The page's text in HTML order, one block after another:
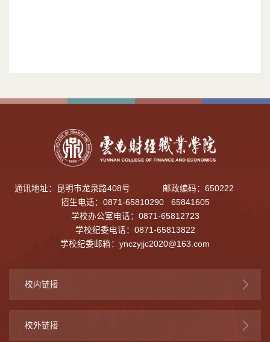
通讯地址：昆明市龙泉路408号
邮政编码：650222
招生电话：0871-65810290 65841605
学校办公室电话：0871-65812723
学校纪委电话：0871-65813822
学校纪委邮箱： ynczyjjc2020@163.com
校内链接
校外链接